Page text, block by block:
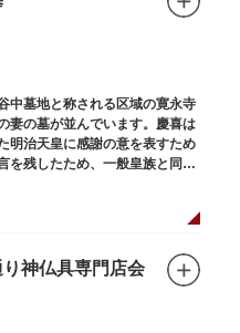
中墓地と称される区域の寛永寺
妻の墓が並んでいます。慶喜は
明治天皇に感謝の意を表すため
を残したため、一般皇族と同じ
り神仏具専門店会